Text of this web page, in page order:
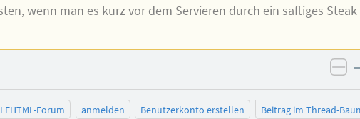
wenn man es kurz vor dem Servieren durch ein saftiges Steak
–
Forum anmelden Benutzerkonto erstellen Beitrag im Thread-